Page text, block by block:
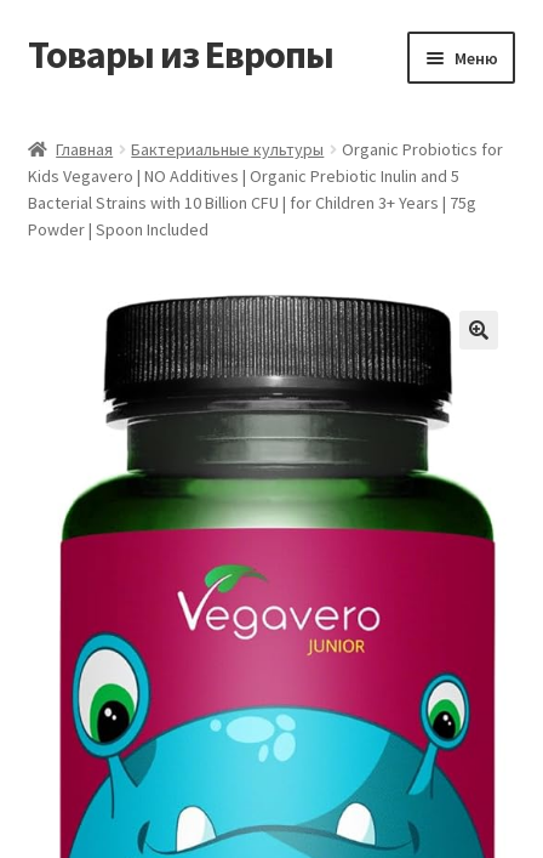
Перейти
Перейти
Товары из Европы Меню
Виды доставки
Заказать товары из Европы
Контакты
Мой аккаунт
Оставить отзыв
Подтверждение заказа
Скидки
Сотрудничество
Главная Бактериальные культуры
Organic Probiotics for
Kids Vegavero | NO Additives | Organic Prebiotic Inulin and 5
Bacterial Strains with 10 Billion CFU | for Children 3+ Years | 75g
Powder | Spoon Included